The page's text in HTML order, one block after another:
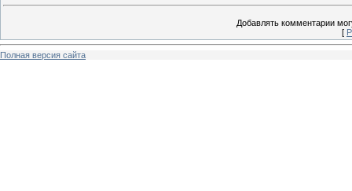
Добавлять комментарии
[
Полная версия сайта